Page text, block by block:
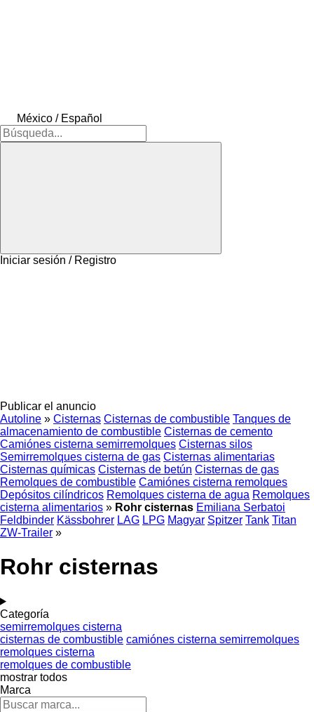
México / Español
Iniciar sesión / Registro
Publicar el anuncio
Autoline » Cisternas Cisternas de combustible Tanques de
almacenamiento de combustible Cisternas de cemento
Camiónes cisterna semirremolques Cisternas silos
Semirremolques cisterna de gas Cisternas alimentarias
Cisternas químicas Cisternas de betún Cisternas de gas
Remolques de combustible Camiónes cisterna remolques
Depósitos cilíndricos Remolques cisterna de agua Remolques
cisterna alimentarios » Rohr cisternas Emiliana Serbatoi
Feldbinder Kässbohrer LAG LPG Magyar Spitzer Tank Titan
ZW-Trailer »
Rohr cisternas
Categoría
semirremolques cisterna
cisternas de combustible camiónes cisterna semirremolques
remolques cisterna
remolques de combustible
mostrar todos
Marca